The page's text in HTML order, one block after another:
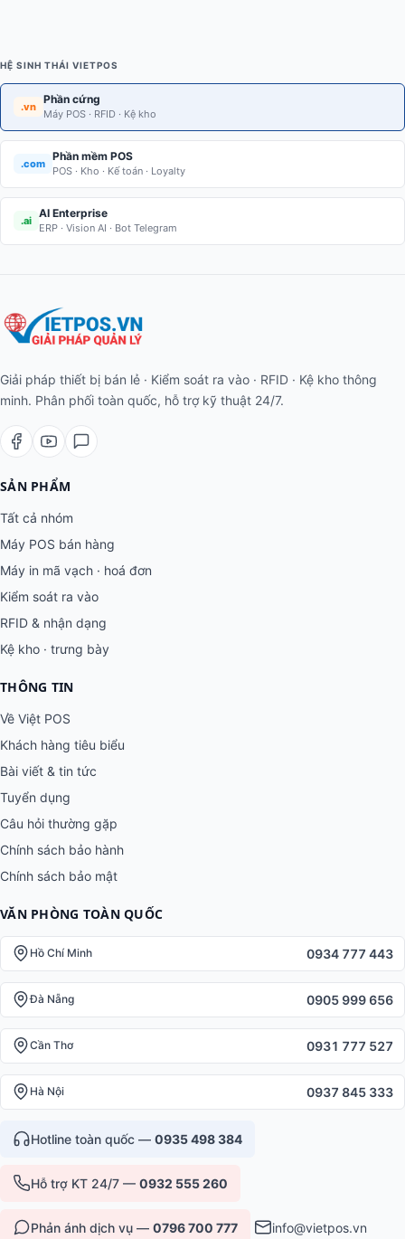
HỆ SINH THÁI VIETPOS
.vn
Phần cứng
Máy POS · RFID · Kệ kho
.com
Phần mềm POS
POS · Kho · Kế toán · Loyalty
.ai
AI Enterprise
ERP · Vision AI · Bot Telegram
Giải pháp thiết bị bán lẻ · Kiểm soát ra vào · RFID · Kệ kho thông
minh. Phân phối toàn quốc, hỗ trợ kỹ thuật 24/7.
SẢN PHẨM
Tất cả nhóm
Máy POS bán hàng
Máy in mã vạch · hoá đơn
Kiểm soát ra vào
RFID & nhận dạng
Kệ kho · trưng bày
THÔNG TIN
Về Việt POS
Khách hàng tiêu biểu
Bài viết & tin tức
Tuyển dụng
Câu hỏi thường gặp
Chính sách bảo hành
Chính sách bảo mật
VĂN PHÒNG TOÀN QUỐC
Hồ Chí Minh 0934 777 443
Đà Nẵng 0905 999 656
Cần Thơ 0931 777 527
Hà Nội 0937 845 333
Hotline toàn quốc — 0935 498 384
Hỗ trợ KT 24/7 — 0932 555 260
Phản ánh dịch vụ — 0796 700 777 info@vietpos.vn